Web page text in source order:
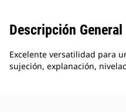
Descripción General
Excelente versatilidad para
sujeción, explanación,